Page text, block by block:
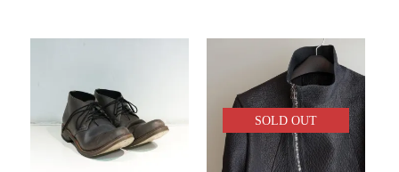
SOLD OUT